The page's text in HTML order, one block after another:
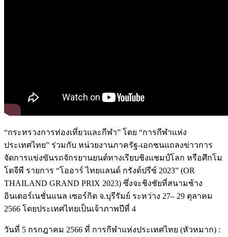
“กระทรวงการท่องเที่ยวและกีฬา” โดย “การกีฬาแห่ง
ประเทศไทย” ร่วมกับ หน่วยงานภาครัฐ-เอกชนแถลงข่าวการ
จัดการแข่งขันรถจักรยานยนต์ทางเรียบชิงแชมป์โลก หรือศึกโม
โตจีพี รายการ “โออาร์ ไทยแลนด์ กรังด์ปรีซ์ 2023” (OR
THAILAND GRAND PRIX 2023) ซึ่งจะชิงชัยที่สนามช้าง
อินเตอร์เนชั่นแนล เซอร์กิต จ.บุรีรัมย์ ระหว่าง 27– 29 ตุลาคม
2566 โดยประเทศไทยเป็นเจ้าภาพปีที่ 4
วันที่ 5 กรกฎาคม 2566 ที่ การกีฬาแห่งประเทศไทย (หัวหมาก) :